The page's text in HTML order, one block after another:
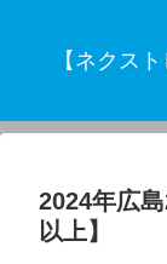
【ネクス
2024年広
以上】